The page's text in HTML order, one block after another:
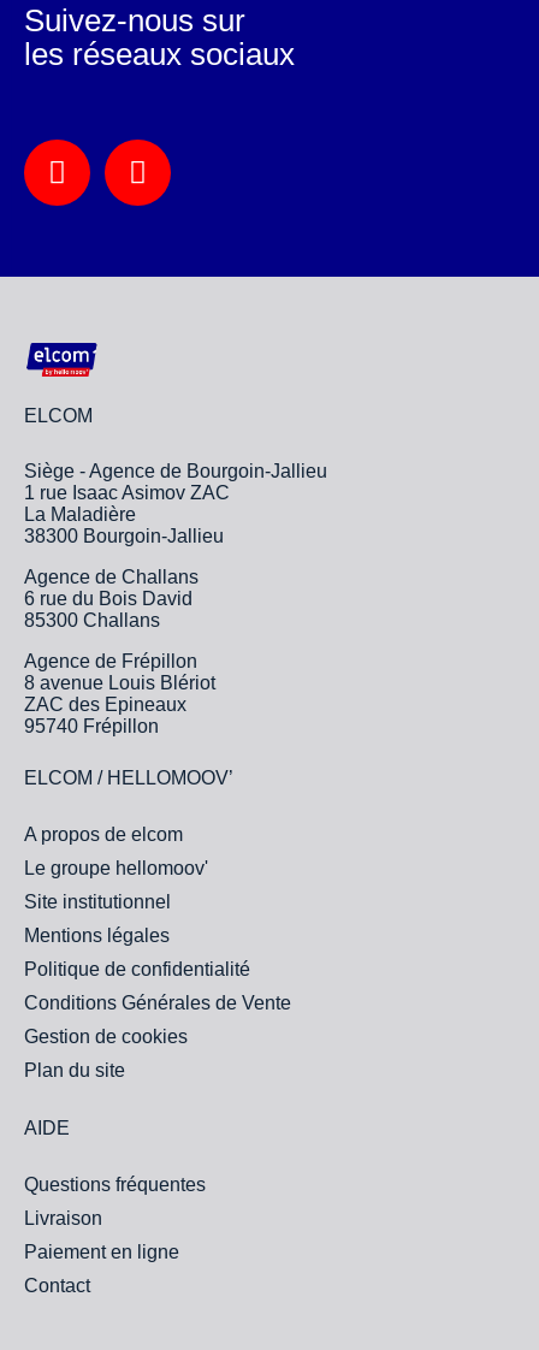
ELCOM
Siège - Agence de Bourgoin-Jallieu
1 rue Isaac Asimov ZAC
La Maladière
38300 Bourgoin-Jallieu
Agence de Challans
6 rue du Bois David
85300 Challans
Agence de Frépillon
8 avenue Louis Blériot
ZAC des Epineaux
95740 Frépillon
ELCOM / HELLOMOOV’
A propos de elcom
Le groupe hellomoov'
Site institutionnel
Mentions légales
Politique de confidentialité
Conditions Générales de Vente
Gestion de cookies
Plan du site
AIDE
Questions fréquentes
Livraison
Paiement en ligne
Contact
Suivez-nous sur
les réseaux sociaux